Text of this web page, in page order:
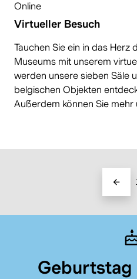
Online
Virtueller Besuch
Tauchen Sie ein in das Herz
Museums mit unserem
werden unsere sieben Säle
belgischen Objekten
Außerdem können Sie mehr
Geburtstag